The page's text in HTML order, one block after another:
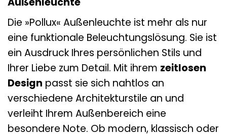
Die »Pollux« Außenleuchte ist mehr als nur
eine funktionale Beleuchtungslösung. Sie ist
ein Ausdruck Ihres persönlichen Stils und
Ihrer Liebe zum Detail. Mit ihrem zeitlosen
Design passt sie sich nahtlos an
verschiedene Architekturstile an und
verleiht Ihrem Außenbereich eine
besondere Note. Ob modern, klassisch oder